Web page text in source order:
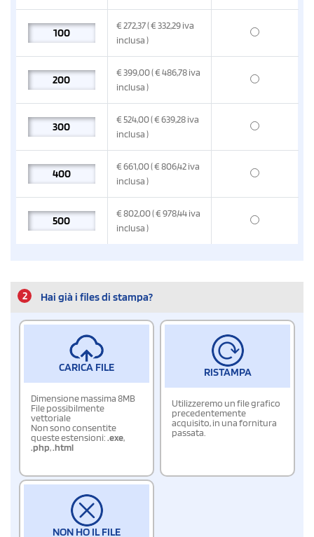
€272,37( € 332,29iva
inclusa)
€399,00( € 486,78iva
inclusa)
€ 524,00( € 639,28iva
inclusa)
€661,00( € 806,42iva
inclusa)
€802,00( € 978,44iva
inclusa)
2 Hai già i files di stampa?
CARICA FILE
Dimensione massima 8MB
File possibilmente
vettoriale
Non sono consentite
queste estensioni:.exe,
.php,.html
RISTAMPA
Utilizzeremo un file grafico
precedentemente
acquisito, in una fornitura
passata.
NON HO IL FILE